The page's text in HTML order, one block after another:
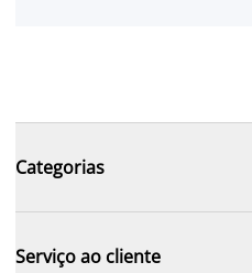
Categorias
Serviço ao cliente